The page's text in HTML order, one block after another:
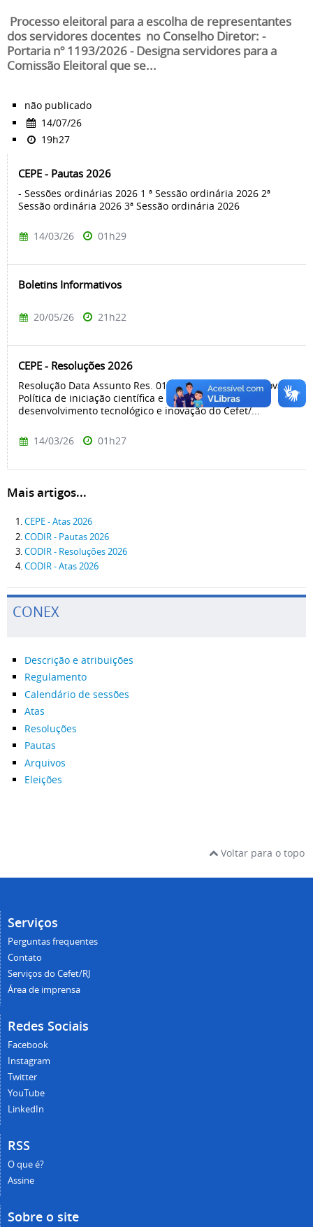
Processo eleitoral para a escolha de representantes
dos servidores docentes no Conselho Diretor: -
Portaria nº 1193/2026 - Designa servidores para a
Comissão Eleitoral que se...
não publicado
14/07/26
19h27
CEPE - Pautas 2026
- Sessões ordinárias 2026 1 ª Sessão ordinária 2026 2ª
Sessão ordinária 2026 3ª Sessão ordinária 2026
14/03/26 01h29
Boletins Informativos
20/05/26 21h22
CEPE - Resoluções 2026
Resolução Data Assunto Res. 01/2026 19/03/2026 Aprova a
Política de iniciação científica e de iniciação ao
desenvolvimento tecnológico e inovação do Cefet/...
14/03/26 01h27
Mais artigos...
CEPE - Atas 2026
CODIR - Pautas 2026
CODIR - Resoluções 2026
CODIR - Atas 2026
CONEX
Descrição e atribuições
Regulamento
Calendário de sessões
Atas
Resoluções
Pautas
Arquivos
Eleições
Voltar para o topo
Serviços
Perguntas frequentes
Contato
Serviços do Cefet/RJ
Área de imprensa
Redes Sociais
Facebook
Instagram
Twitter
YouTube
LinkedIn
RSS
O que é?
Assine
Sobre o site